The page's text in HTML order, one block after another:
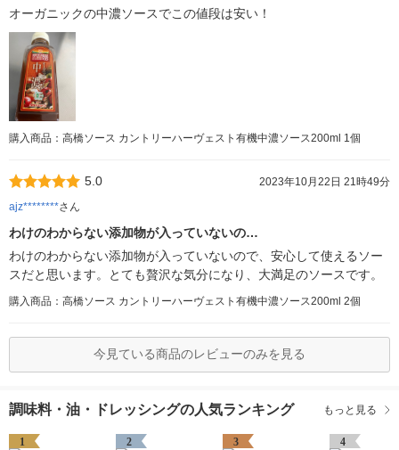
オーガニックの中濃ソースでこの値段は安い！
購入商品：高橋ソース カントリーハーヴェスト有機中濃ソース200ml 1個
5.0
2023年10月22日 21時49分
ajz********さん
わけのわからない添加物が入っていないの…
わけのわからない添加物が入っていないので、安心して使えるソー
スだと思います。とても贅沢な気分になり、大満足のソースです。
購入商品：高橋ソース カントリーハーヴェスト有機中濃ソース200ml 2個
今見ている商品のレビューのみを見る
調味料・油・ドレッシングの人気ランキング もっと見る
1 2 3 4